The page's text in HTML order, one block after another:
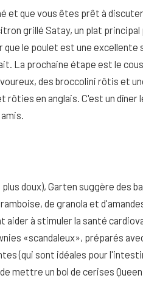
et que vous êtes prêt à
grillé Satay, un plat
que le poulet est une
La prochaine étape est le
des broccolini rôtis et
en anglais. C'est un
doux), Garten suggère des
de granola et
aider à stimuler la santé
«scandaleux», préparés
(qui sont idéales pour
mettre un bol de cerises